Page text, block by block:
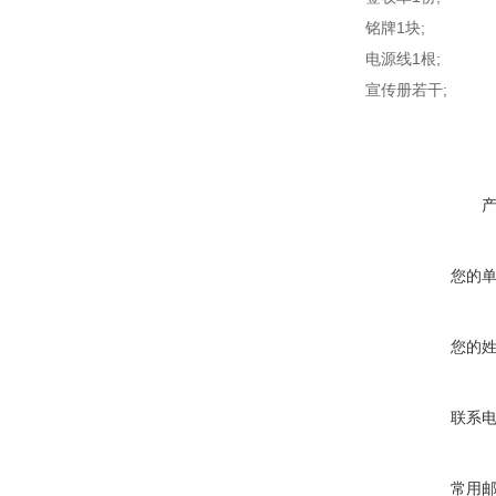
铭牌1块;
电源线1根;
宣传册若干;
您的
您的
联系
常用